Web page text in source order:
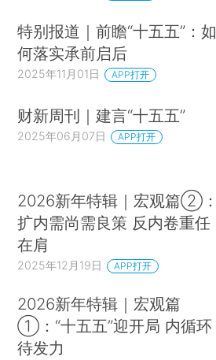
特别报道｜前瞻“十五五”：如
何落实承前启后
2025年11月01日 APP打开
财新周刊｜建言“十五五”
2025年06月07日 APP打开
2026新年特辑｜宏观篇②：
扩内需尚需良策 反内卷重任
在肩
2025年12月19日 APP打开
2026新年特辑｜宏观篇
①：“十五五”迎开局 内循环
待发力